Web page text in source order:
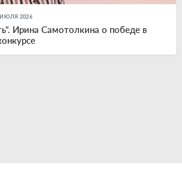
ИЮЛЯ 2026
Ирина Самотолкина о победе в